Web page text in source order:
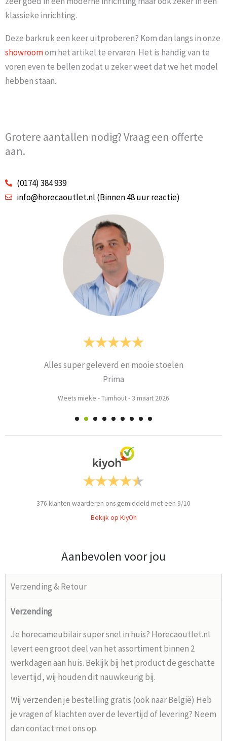
klassieke inrichting.
Deze barkruk een keer uitproberen? Kom dan langs in onze
showroomom het artikel te ervaren. Het is handig van te
voren even te bellen zodat u zeker weet dat we het model
hebben staan.
Grotere aantallen nodig? Vraag een offerte
aan.
(0174) 384 939
info@horecaoutlet.nl (Binnen 48 uur reactie)
Alles super geleverd en mooie stoelen
Prima
Weets mieke -Turnhout- 3 maart 2026
376 klanten waarderen ons gemiddeld met een 9/10
Bekijk op KiyOh
Aanbevolen voor jou
Verzending & Retour
Verzending
Je horecameubilair super snel in huis? Horecaoutlet.nl
levert een groot deel van het assortiment binnen 2
werkdagen aan huis. Bekijk bij het product de geschatte
levertijd, wij houden dit nauwkeurig bij.
Wij verzenden je bestelling gratis (ook naar België) Heb
je vragen of klachten over de levertijd of levering? Neem
dan contact met ons op.